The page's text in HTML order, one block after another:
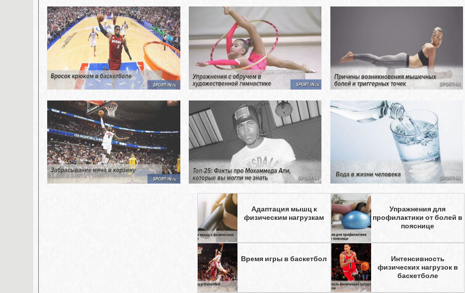
Адаптация мышц к
физическим нагрузкам
Упражнения для
профилактики от болей в
пояснице
Время игры в баскетбол
Интенсивность
физических нагрузок в
баскетболе